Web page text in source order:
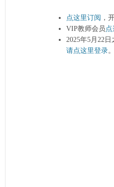
点这里订阅 ，
VIP教师会员
2025年5月22
请点这里登录。